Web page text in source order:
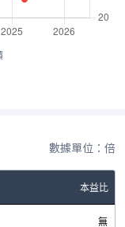
數據單位：倍
本益比
無